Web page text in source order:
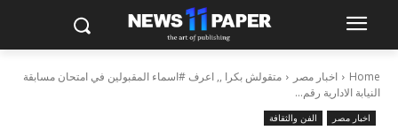
Home اخبار مصر
متقولش بكرا ,, اعرف #اسماء المقبولين في امتحان مسابقة
النيابة الادارية رقم...
اخبار مصر الفن والثقافة